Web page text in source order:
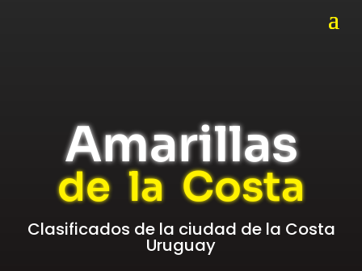
Amarillas
de la Costa
Clasificados de la ciudad de la Costa
Uruguay